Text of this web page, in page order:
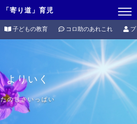
「寄り道」育児
子どもの教育 コロ助のあれこれ
よりいく
たのしさいっぱい